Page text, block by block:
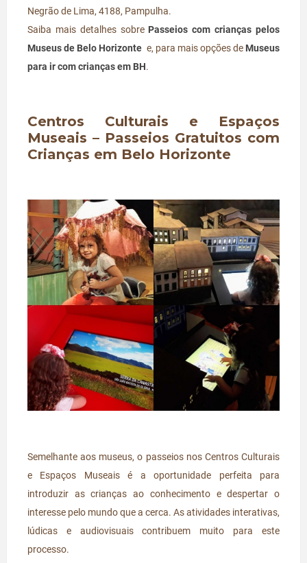
Negrão de Lima, 4188, Pampulha.
Saiba mais detalhes sobre Passeios com crianças pelos
Museus de Belo Horizonte e, para mais opções de Museus
para ir com crianças em BH.
Centros Culturais e Espaços
Museais – Passeios Gratuitos com
Crianças em Belo Horizonte
Semelhante aos museus, o passeios nos Centros Culturais
e Espaços Museais é a oportunidade perfeita para
introduzir as crianças ao conhecimento e despertar o
interesse pelo mundo que a cerca. As atividades interativas,
lúdicas e audiovisuais contribuem muito para este
processo.